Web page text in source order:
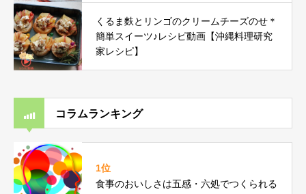
くるま麩とリンゴのクリームチーズのせ＊
簡単スイーツ♪レシピ動画【沖縄料理研究
家レシピ】
コラムランキング
1位
食事のおいしさは五感・六処でつくられる